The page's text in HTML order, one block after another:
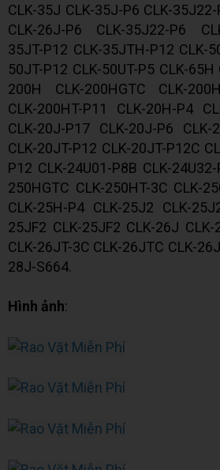
CLK-35J CLK-35J-P6 CLK-
CLK-26J-P6 CLK-35J22-P6
35JT-P12 CLK-35JTH-P12 CLK-
50JT-P12 CLK-50UT-P5 CLK-
200H CLK-200HGTC CLK-
CLK-200HT-P11 CLK-20H-P4
CLK-20J-P17 CLK-20J-P6 CLK-
CLK-20JT-P12 CLK-20JT-P12C
P12 CLK-24U01-P8B CLK-
250HGTC CLK-250HT-3C CLK-
CLK-25H-P4 CLK-25J2 CLK-
25JF2 CLK-25JF2 CLK-26J CLK-
CLK-26JT-3C CLK-26JTC CLK-
28J-S664.
Hình ảnh: